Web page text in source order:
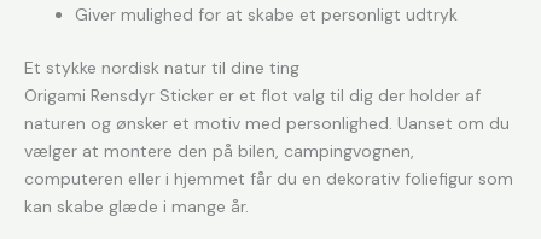
Giver mulighed for at skabe et personligt udtryk
Et stykke nordisk natur til dine ting
Origami Rensdyr Sticker er et flot valg til dig der holder af
naturen og ønsker et motiv med personlighed. Uanset om du
vælger at montere den på bilen, campingvognen,
computeren eller i hjemmet får du en dekorativ foliefigur som
kan skabe glæde i mange år.